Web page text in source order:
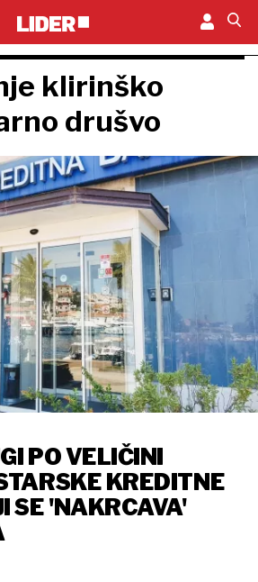
klirinško
drušvo
PO VELIČINI
KREDITNE
SE 'NAKRCAVA'